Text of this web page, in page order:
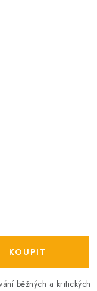
běžných a kritických